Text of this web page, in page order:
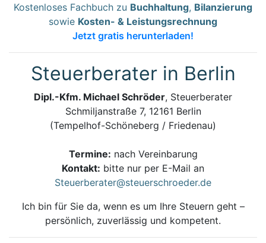
Kostenloses Fachbuch zu Buchhaltung, Bilanzierung
sowie Kosten- & Leistungsrechnung
Jetzt gratis herunterladen!
Steuerberater in Berlin
Dipl.-Kfm. Michael Schröder, Steuerberater
Schmiljanstraße 7, 12161 Berlin
(Tempelhof-Schöneberg / Friedenau)
Termine: nach Vereinbarung
Kontakt: bitte nur per E-Mail an
Steuerberater@steuerschroeder.de
Ich bin für Sie da, wenn es um Ihre Steuern geht –
persönlich, zuverlässig und kompetent.